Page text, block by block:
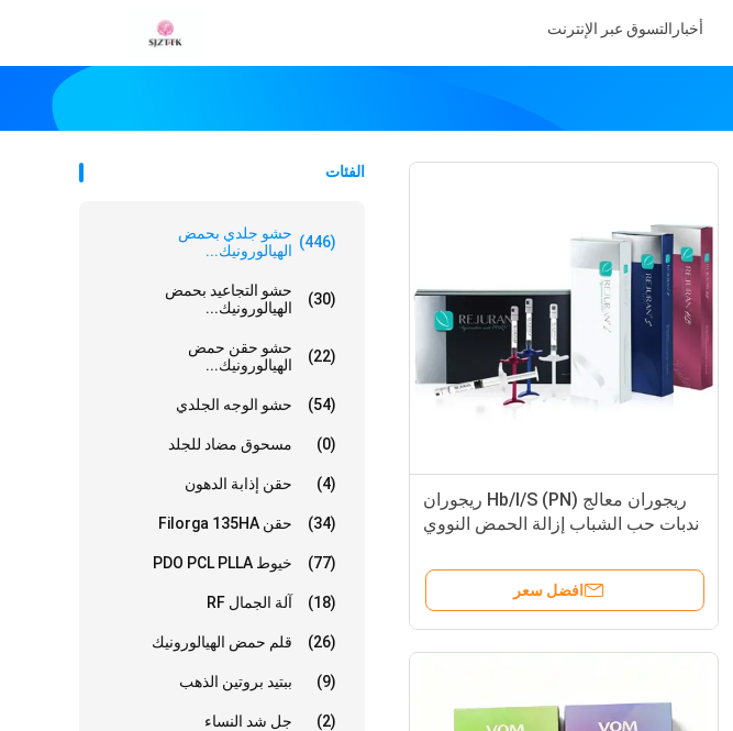
أخبار التسوق عبر الإنترنت
الفئات
حشو جلدي بحمض
الهيالورونيك...
(446)
حشو التجاعيد بحمض
الهيالورونيك...
(30)
حشو حقن حمض
الهيالورونيك...
(22)
حشو الوجه الجلدي (54)
مسحوق مضاد للجلد (0)
حقن إذابة الدهون (4)
حقن Filorga 135HA (34)
خيوط PDO PCL PLLA (77)
آلة الجمال RF (18)
قلم حمض الهيالورونيك (26)
ببتيد بروتين الذهب (9)
جل شد النساء (2)
ريجوران معالج Hb/I/S (PN) ريجوران
ندبات حب الشباب إزالة الحمض النووي
افضل سعر